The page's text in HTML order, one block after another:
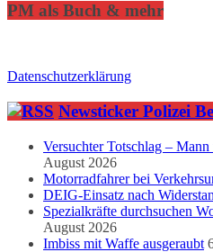
PM als Buch & mehr
Datenschutzerklärung
Newsticker Polizei
Versuchter Totschlag – Mann
August 2026
Motorradfahrer bei
DEIG-Einsatz nach
Spezialkräfte durchsuchen
August 2026
Imbiss mit Waffe ausgeraubt